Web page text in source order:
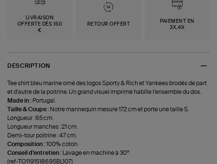
LIVRAISON
OFFERTE DÈS 150
€
RETOUR OFFERT
PAIEMENT EN
3X,4X
DESCRIPTION
Tee shirt bleu marine orné des logos Sporty & Rich et Yankees brodés de part
et d’autre de la poitrine. Un grand visuel imprimé habille l’ensemble du dos.
Made in : Portugal.
Taille & Coupe : Notre mannequin mesure 172 cm et porte une taille S.
Longueur : 65 cm.
Longueur manches : 21 cm.
Demi-tour poitrine : 47 cm.
Composition :100% coton.
Conseil d'entretien : Lavage en machine à 30°.
(ref-TO1191518695BL107)